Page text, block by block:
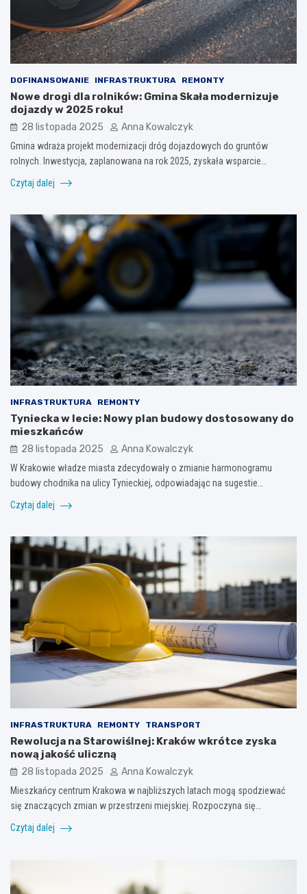
DOFINANSOWANIE INFRASTRUKTURA REMONTY
Nowe drogi dla rolników: Gmina Skała modernizuje
dojazdy w 2025 roku!
28 listopada 2025 Anna Kowalczyk
Gmina wdraża projekt modernizacji dróg dojazdowych do gruntów
rolnych. Inwestycja, zaplanowana na rok 2025, zyskała wsparcie…
Czytaj dalej
INFRASTRUKTURA REMONTY
Tyniecka w lecie: Nowy plan budowy dostosowany do
mieszkańców
28 listopada 2025 Anna Kowalczyk
W Krakowie władze miasta zdecydowały o zmianie harmonogramu
budowy chodnika na ulicy Tynieckiej, odpowiadając na sugestie…
Czytaj dalej
INFRASTRUKTURA REMONTY TRANSPORT
Rewolucja na Starowiślnej: Kraków wkrótce zyska
nową jakość uliczną
28 listopada 2025 Anna Kowalczyk
Mieszkańcy centrum Krakowa w najbliższych latach mogą spodziewać
się znaczących zmian w przestrzeni miejskiej. Rozpoczyna się…
Czytaj dalej